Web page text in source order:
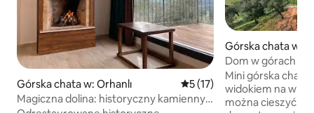
Górska chata w: Orhanlı Średnia ocena: 5 na 5,
5 (17)
Magiczna dolina: historyczny kamienny
Górska chata w:
Dom w górach
Mini górska chata
widokiem na
można cieszyć